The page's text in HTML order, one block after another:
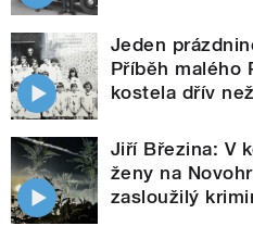
Jeden
Příběh malého
kostela dřív
Jiří Březina: V
ženy na
zasloužilý